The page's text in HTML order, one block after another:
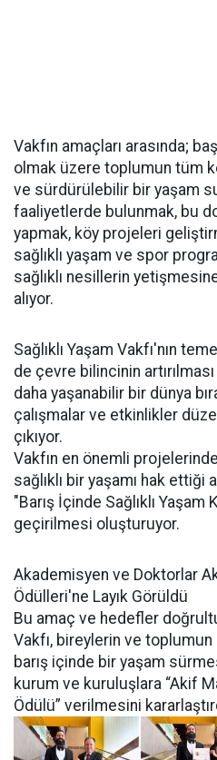
Vakfın amaçları arasında;
olmak üzere toplumun tüm
ve sürdürülebilir bir yaşam
faaliyetlerde bulunmak, bu
yapmak, köy projeleri
sağlıklı yaşam ve spor
sağlıklı nesillerin
alıyor.
Sağlıklı Yaşam Vakfı'nın
de çevre bilincinin
daha yaşanabilir bir dünya
çalışmalar ve etkinlikler
çıkıyor.
Vakfın en önemli
sağlıklı bir yaşamı hak ettiği
"Barış İçinde Sağlıklı
geçirilmesi oluşturuyor.
Akademisyen ve Doktorlar
Ödülleri'ne Layık Görüldü
Bu amaç ve hedefler
Vakfı, bireylerin ve toplumun
barış içinde bir yaşam
kurum ve kuruluşlara “Akif
Ödülü” verilmesini